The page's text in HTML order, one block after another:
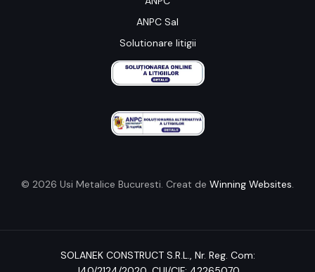
ANPC Sal
Solutionare litigii
© 2026 Usi Metalice Bucuresti. Creat de Winning Websites.
SOLANEK CONSTRUCT S.R.L., Nr. Reg. Com: